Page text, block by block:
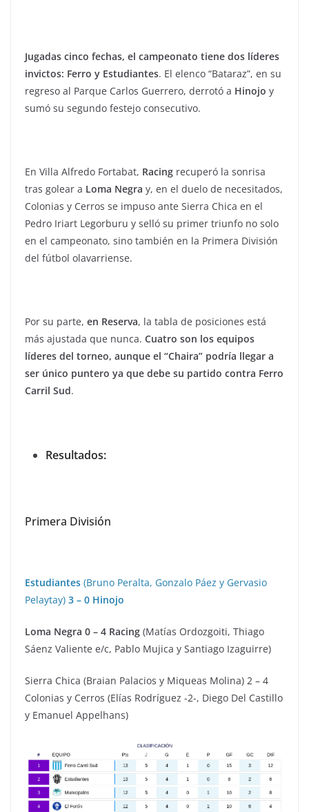
Jugadas cinco fechas, el campeonato tiene dos líderes
invictos: Ferro y Estudiantes. El elenco “Bataraz”, en su
regreso al Parque Carlos Guerrero, derrotó a Hinojo y
sumó su segundo festejo consecutivo.
En Villa Alfredo Fortabat, Racing recuperó la sonrisa
tras golear a Loma Negra y, en el duelo de necesitados,
Colonias y Cerros se impuso ante Sierra Chica en el
Pedro Iriart Legorburu y selló su primer triunfo no solo
en el campeonato, sino también en la Primera División
del fútbol olavarriense.
Por su parte, en Reserva, la tabla de posiciones está
más ajustada que nunca. Cuatro son los equipos
líderes del torneo, aunque el “Chaira” podría llegar a
ser único puntero ya que debe su partido contra Ferro
Carril Sud.
Resultados:
Primera División
Estudiantes (Bruno Peralta, Gonzalo Páez y Gervasio
Pelaytay) 3 – 0 Hinojo
Loma Negra 0 – 4 Racing (Matías Ordozgoiti, Thiago
Sáenz Valiente e/c, Pablo Mujica y Santiago Izaguirre)
Sierra Chica (Braian Palacios y Miqueas Molina) 2 – 4
Colonias y Cerros (Elías Rodríguez -2-, Diego Del Castillo
y Emanuel Appelhans)